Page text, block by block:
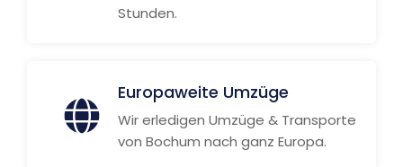
Stunden.
Europaweite Umzüge
Wir erledigen Umzüge & Transporte
von Bochum nach ganz Europa.